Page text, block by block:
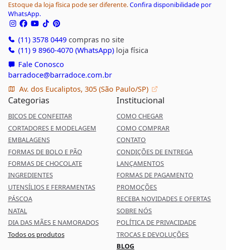
Estoque da loja física pode ser diferente.Confira disponibilidade por
WhatsApp.
(11) 3578 0449compras no site
(11) 9 8960-4070 (WhatsApp)loja física
Fale Conosco
barradoce@barradoce.com.br
Av. dos Eucaliptos, 305 (São Paulo/SP)
Categorias
BICOS DE CONFEITAR
CORTADORES E MODELAGEM
EMBALAGENS
FORMAS DE BOLO E PÃO
FORMAS DE CHOCOLATE
INGREDIENTES
UTENSÍLIOS E FERRAMENTAS
PÁSCOA
NATAL
DIA DAS MÃES E NAMORADOS
Todos os produtos
Institucional
COMO CHEGAR
COMO COMPRAR
CONTATO
CONDIÇÕES DE ENTREGA
LANÇAMENTOS
FORMAS DE PAGAMENTO
PROMOÇÕES
RECEBA NOVIDADES E OFERTAS
SOBRE NÓS
POLÍTICA DE PRIVACIDADE
TROCAS E DEVOLUÇÕES
BLOG